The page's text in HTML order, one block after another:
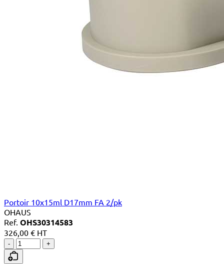
Portoir 10x15ml D17mm FA 2/pk
OHAUS
Ref. OHS30314583
326,00 € HT
- +